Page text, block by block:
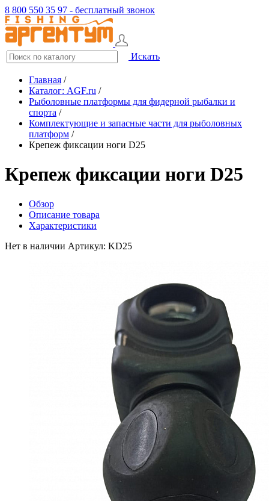
8 800 550 35 97 - бесплатный звонок
Искать
Главная /
Каталог: AGF.ru /
Рыболовные платформы для фидерной рыбалки и
спорта /
Комплектующие и запасные части для рыболовных
платформ /
Крепеж фиксации ноги D25
Крепеж фиксации ноги D25
Обзор
Описание товара
Характеристики
Нет в наличии Артикул: KD25